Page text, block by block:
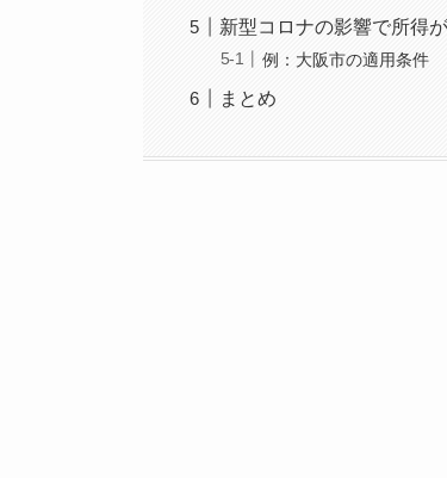
新型コロナの影響で所得
例：大阪市の適用条件
まとめ